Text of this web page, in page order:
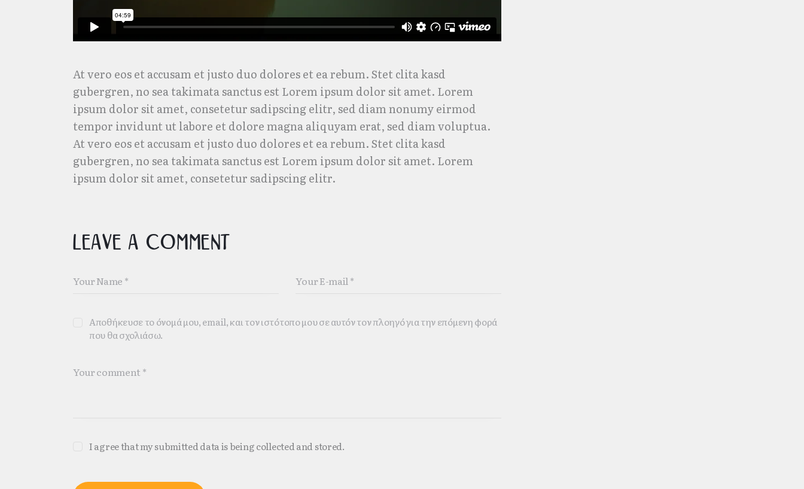
At vero eos et accusam et justo duo dolores et ea rebum. Stet clita kasd
gubergren, no sea takimata sanctus est Lorem ipsum dolor sit amet. Lorem
ipsum dolor sit amet, consetetur sadipscing elitr, sed diam nonumy eirmod
tempor invidunt ut labore et dolore magna aliquyam erat, sed diam voluptua.
At vero eos et accusam et justo duo dolores et ea rebum. Stet clita kasd
gubergren, no sea takimata sanctus est Lorem ipsum dolor sit amet. Lorem
ipsum dolor sit amet, consetetur sadipscing elitr.
Leave a comment
Αποθήκευσε το όνομά μου, email, και τον ιστότοπο μου σε αυτόν τον πλοηγό για την επόμενη φορά
που θα σχολιάσω.
I agree that my submitted data is being collected and stored.